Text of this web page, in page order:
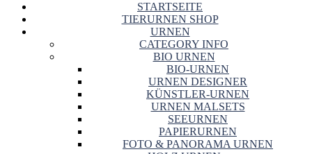
STARTSEITE
TIERURNEN SHOP
URNEN
CATEGORY INFO
BIO URNEN
BIO-URNEN
URNEN DESIGNER
KÜNSTLER-URNEN
URNEN MALSETS
SEEURNEN
PAPIERURNEN
FOTO & PANORAMA URNEN